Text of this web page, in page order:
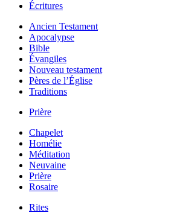
Écritures
Ancien Testament
Apocalypse
Bible
Évangiles
Nouveau testament
Pères de l’Église
Traditions
Prière
Chapelet
Homélie
Méditation
Neuvaine
Prière
Rosaire
Rites